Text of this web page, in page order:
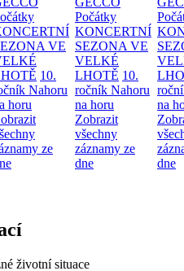
VE
10.
Nahoru
horu
ze
Počátky
KONCERTNÍ
SEZONA VE
VELKÉ
LHOTĚ 10.
ročník Nahoru
na horu
Zobrazit
všechny
záznamy ze
dne
na
dne
životní situace